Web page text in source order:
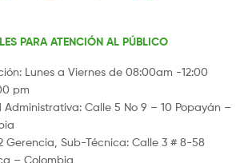
PARA ATENCIÓN AL PÚBLICO
Lunes a Viernes de 08:00am -12:00
pm
Administrativa: Calle 5 No 9 – 10 Popayán –
Gerencia, Sub-Técnica: Calle 3 # 8-58
– Colombia